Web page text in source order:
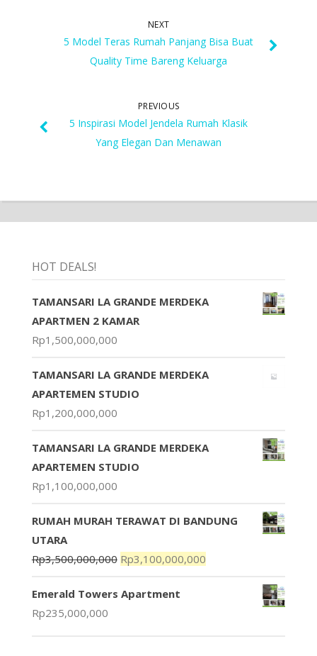
NEXT
5 Model Teras Rumah Panjang Bisa Buat
Quality Time Bareng Keluarga
PREVIOUS
5 Inspirasi Model Jendela Rumah Klasik
Yang Elegan Dan Menawan
HOT DEALS!
TAMANSARI LA GRANDE MERDEKA
APARTMEN 2 KAMAR
Rp1,500,000,000
TAMANSARI LA GRANDE MERDEKA
APARTEMEN STUDIO
Rp1,200,000,000
TAMANSARI LA GRANDE MERDEKA
APARTEMEN STUDIO
Rp1,100,000,000
RUMAH MURAH TERAWAT DI BANDUNG
UTARA
Rp3,500,000,000 Rp3,100,000,000
Emerald Towers Apartment
Rp235,000,000